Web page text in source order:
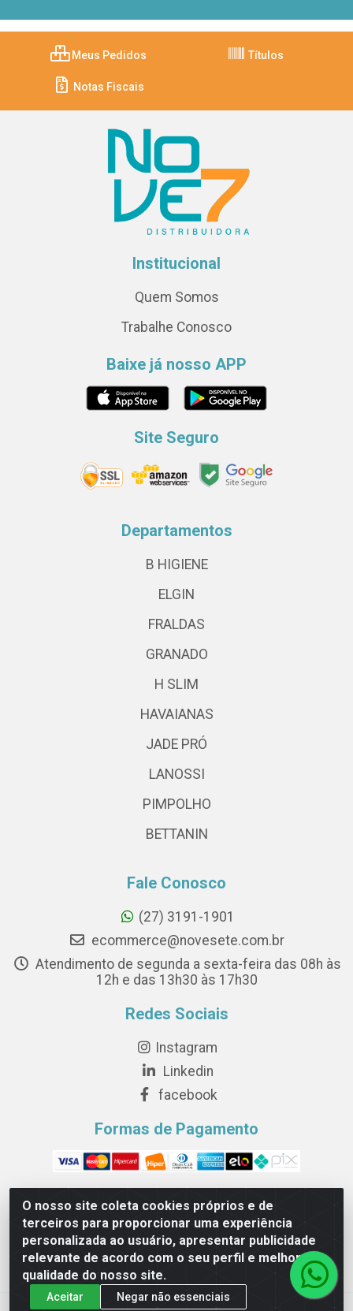
O nosso site coleta cookies próprios e de
terceiros para proporcionar uma experiência
personalizada ao usuário, apresentar publicidade
relevante de acordo com o seu perfil e melhorar a
qualidade do nosso site.
Aceitar Negar não essenciais
Meus Pedidos Títulos
Notas Fiscais
Institucional
Quem Somos
Trabalhe Conosco
Baixe já nosso APP
Site Seguro
Departamentos
B HIGIENE
ELGIN
FRALDAS
GRANADO
H SLIM
HAVAIANAS
JADE PRÓ
LANOSSI
PIMPOLHO
BETTANIN
Fale Conosco
(27) 3191-1901
ecommerce@novesete.com.br
Atendimento de segunda a sexta-feira das 08h às
12h e das 13h30 às 17h30
Redes Sociais
Instagram
Linkedin
facebook
Formas de Pagamento
Novesete Distribuidora LTDA - Avenida Setecentos, S/N,
Terminal Intermodal da Serra, Serra/ES - CEP 29161-414 -
CNPJ 29.479.604/0001-44